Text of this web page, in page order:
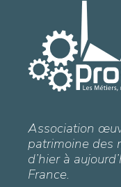
Association
patrimoine des
d’hier à
France.